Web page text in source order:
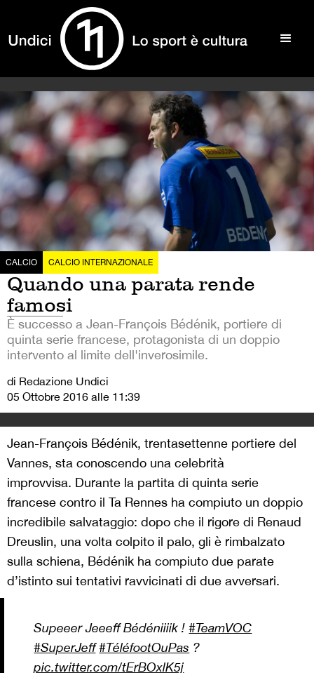
CALCIO CALCIO INTERNAZIONALE
Quando una parata rende
famosi
È successo a Jean-François Bédénik, portiere di
quinta serie francese, protagonista di un doppio
intervento al limite dell'inverosimile.
di Redazione Undici
05 Ottobre 2016 alle 11:39
Jean-François Bédénik, trentasettenne portiere del
Vannes, sta conoscendo una celebrità
improvvisa. Durante la partita di quinta serie
francese contro il Ta Rennes ha compiuto un doppio
incredibile salvataggio: dopo che il rigore di Renaud
Dreuslin, una volta colpito il palo, gli è rimbalzato
sulla schiena, Bédénik ha compiuto due parate
d’istinto sui tentativi ravvicinati di due avversari.
Supeeer Jeeeff Bédéniiiik !#TeamVOC
#SuperJeff #TéléfootOuPas ?
pic.twitter.com/tErBOxlK5j